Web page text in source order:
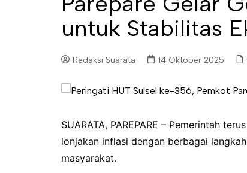
untuk Stabilitas
Redaksi Suarata 14 Oktober 2025
SUARATA, PAREPARE – Pemerintah
lonjakan inflasi dengan berbagai
masyarakat.